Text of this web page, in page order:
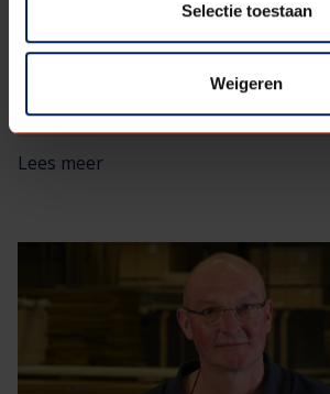
Selectie toestaan
Weigeren
De werkdag van Daan Hilbrands
Hoe ziet de werkdag van een adviseur
Berkvens eruit? Wij geven een kijkje achter
verhalen van onze medewerkers.​ Deze
Lees meer